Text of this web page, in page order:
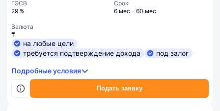
Подать заявку
ГЭСВ
29 %
Срок
6 мес – 60 мес
Валюта
₸
на любые цели
требуется подтверждение дохода
под залог
Подробные условия